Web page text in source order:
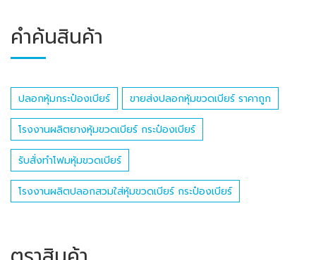
คำค้นสินค้า
ปลอกหุ้มกระป๋องเบียร์ ขายส่งปลอกหุ้มขวดเบียร์ ราคาถูก
โรงงานผลิตยางหุ้มขวดเบียร์ กระป๋องเบียร์
รับสั่งทำโฟมหุ้มขวดเบียร์
โรงงานผลิตปลอกสวมใส่หุ้มขวดเบียร์ กระป๋องเบียร์